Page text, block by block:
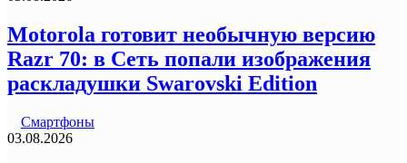
Motorola готовит необычную версию
Razr 70: в Сеть попали изображения
раскладушки Swarovski Edition
Смартфоны
03.08.2026